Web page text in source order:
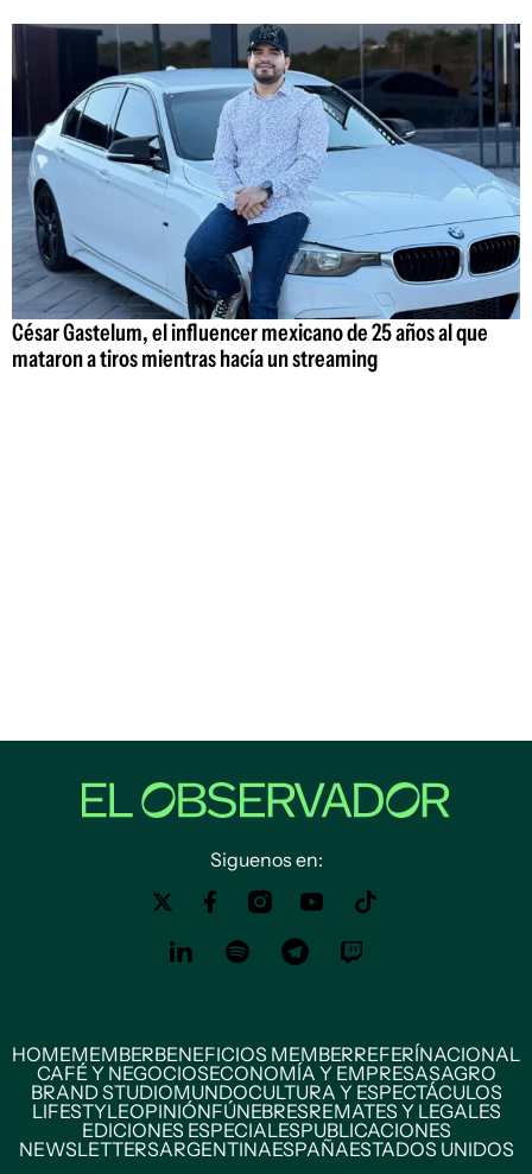
César Gastelum, el influencer mexicano de 25 años al que
mataron a tiros mientras hacía un streaming
Siguenos en:
HOMEMEMBERBENEFICIOS MEMBERREFERÍNACIONAL
CAFÉ Y NEGOCIOSECONOMÍA Y EMPRESASAGRO
BRAND STUDIOMUNDOCULTURA Y ESPECTÁCULOS
LIFESTYLEOPINIÓNFÚNEBRESREMATES Y LEGALES
EDICIONES ESPECIALESPUBLICACIONES
NEWSLETTERSARGENTINAESPAÑAESTADOS UNIDOS